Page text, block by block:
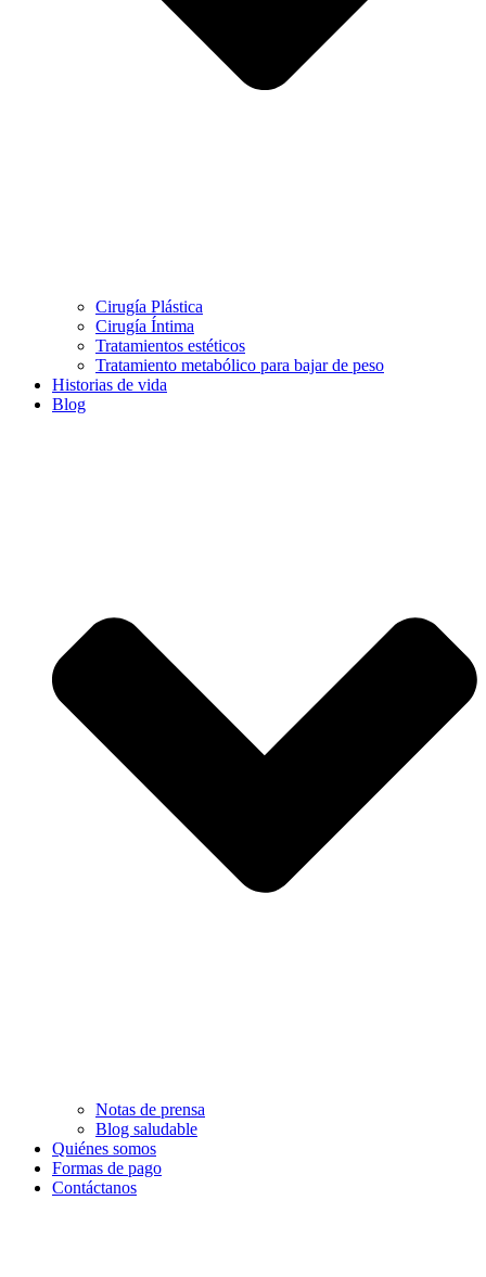
Cirugía Plástica
Cirugía Íntima
Tratamientos estéticos
Tratamiento metabólico para bajar de peso
Historias de vida
Blog
Notas de prensa
Blog saludable
Quiénes somos
Formas de pago
Contáctanos